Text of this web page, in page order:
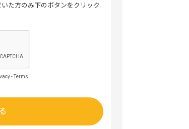
た方のみ下のボタンをクリック
-Terms